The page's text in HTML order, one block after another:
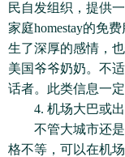
民自发组织，提供
家庭homestay的免
生了深厚的感情，
美国爷爷奶奶。不
话者。此类信息一
4. 机场大巴或出
不管大城市还是
格不等，可以在机